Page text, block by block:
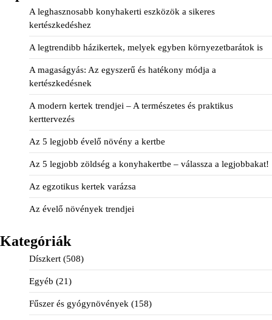
A leghasznosabb konyhakerti eszközök a sikeres
kertészkedéshez
A legtrendibb házikertek, melyek egyben környezetbarátok is
A magaságyás: Az egyszerű és hatékony módja a
kertészkedésnek
A modern kertek trendjei – A természetes és praktikus
kerttervezés
Az 5 legjobb évelő növény a kertbe
Az 5 legjobb zöldség a konyhakertbe – válassza a legjobbakat!
Az egzotikus kertek varázsa
Az évelő növények trendjei
Kategóriák
Díszkert (508)
Egyéb (21)
Fűszer és gyógynövények (158)